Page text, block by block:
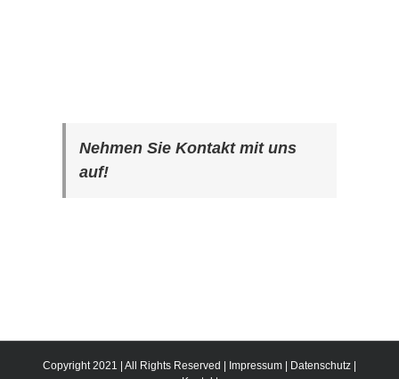
Nehmen Sie Kontakt mit uns
auf!
Copyright 2021 | All Rights Reserved | Impressum Datenschutz